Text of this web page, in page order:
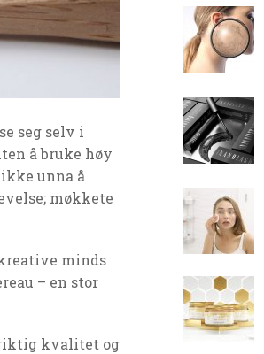
seg selv i
å bruke høy
unna å
møkkete
minds
– en stor
riktig kvalitet og